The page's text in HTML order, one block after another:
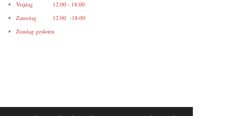
Vrijdag 12:00 - 18:00
Zaterdag 12:00 -18:00
Zondag gesloten